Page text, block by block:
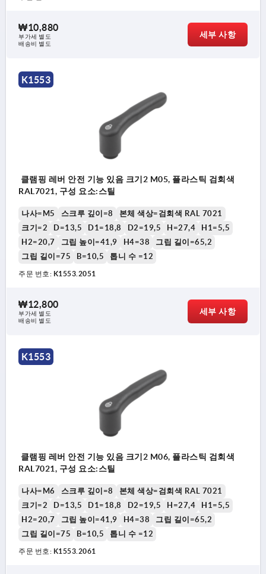
₩10,880
부가세 별도
배송비 별도
세부 사항
K1553
클램핑 레버 안전 기능 있음 크기2 M05, 플라스틱 검회색
RAL7021, 구성 요소:스틸
나사=M5 스크루 깊이=8
본체 색상=검회색 RAL 7021
크기=2
D=13,5 D1=18,8 D2=19,5 H=27,4
H1=5,5
H2=20,7
그립 높이=41,9 H4=38
그립 길이=65,2
그립 길이=75
B=10,5 톱니 수 =12
주문 번호: K1553.2051
₩12,800
부가세 별도
배송비 별도
세부 사항
K1553
클램핑 레버 안전 기능 있음 크기2 M06, 플라스틱 검회색
RAL7021, 구성 요소:스틸
나사=M6 스크루 깊이=8
본체 색상=검회색 RAL 7021
크기=2
D=13,5 D1=18,8 D2=19,5 H=27,4
H1=5,5
H2=20,7
그립 높이=41,9 H4=38
그립 길이=65,2
그립 길이=75
B=10,5 톱니 수 =12
주문 번호: K1553.2061